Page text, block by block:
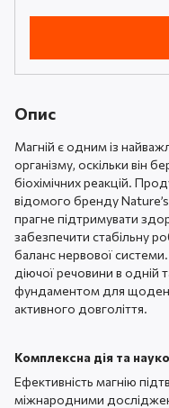
Опис
Магній є одним із
організму, оскільки він
біохімічних реакцій.
відомого бренду
прагне підтримувати
забезпечити стабільну
баланс нервової
діючої речовини в одній
фундаментом для
активного довголіття.
Комплексна дія та
Ефективність магнію
міжнародними